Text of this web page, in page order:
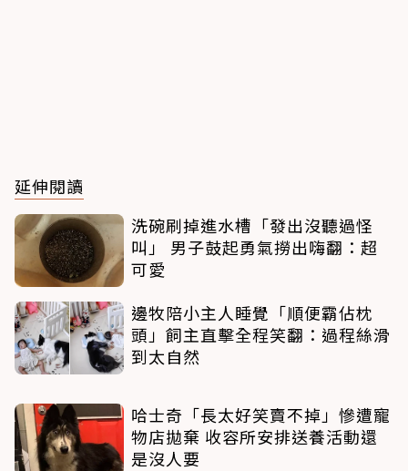
延伸閱讀
洗碗刷掉進水槽「發出沒聽過怪
叫」 男子鼓起勇氣撈出嗨翻：超
可愛
邊牧陪小主人睡覺「順便霸佔枕
頭」飼主直擊全程笑翻：過程絲滑
到太自然
哈士奇「長太好笑賣不掉」慘遭寵
物店拋棄 收容所安排送養活動還
是沒人要